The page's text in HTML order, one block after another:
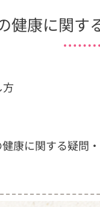
健康に関す
方
康に関する疑問・